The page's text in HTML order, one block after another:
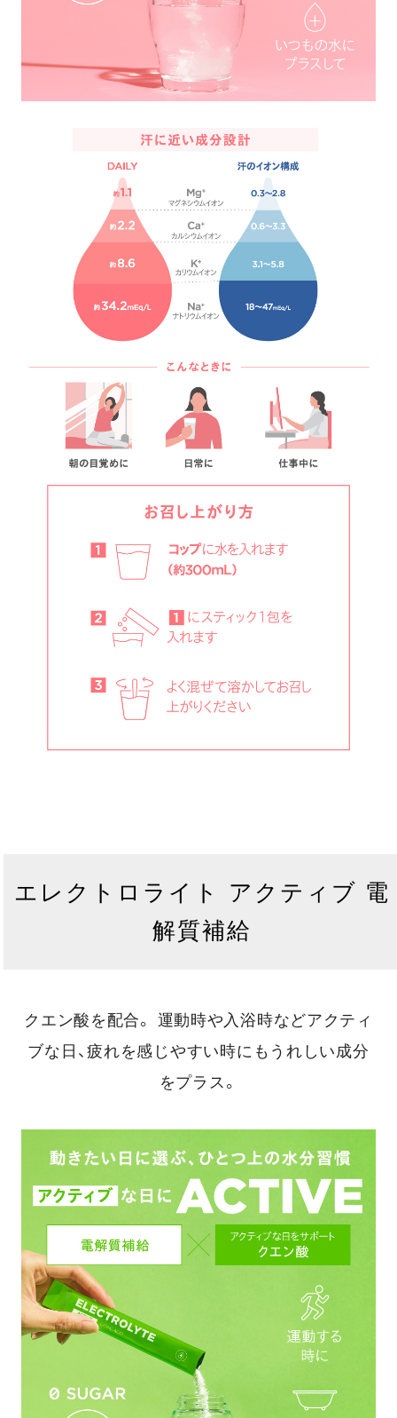
エレクトロライト アクティブ 電
解質補給
クエン酸を配合。
運動時や入浴時などアクティ
ブな日、疲れを感じやすい時にもうれしい成分
をプラス。